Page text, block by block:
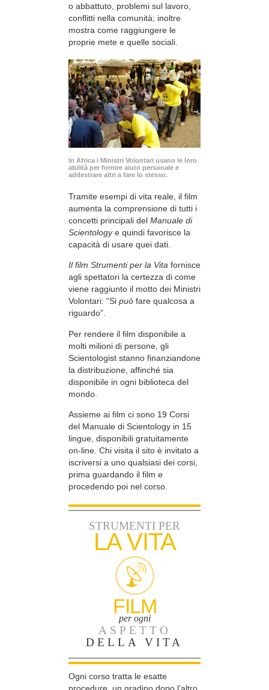
o abbattuto, problemi sul lavoro,
conflitti nella comunità; inoltre
mostra come raggiungere le
proprie mete e quelle sociali.
In Africa i Ministri Volontari usano le loro
abilità per fornire aiuto personale e
addestrare altri a fare lo stesso.
Tramite esempi di vita reale, il film
aumenta la comprensione di tutti i
concetti principali del Manuale di
Scientologye quindi favorisce la
capacità di usare quei dati.
Il film Strumenti per la Vita fornisce
agli spettatori la certezza di come
viene raggiunto il motto dei Ministri
Volontari: “Si può fare qualcosa a
riguardo”.
Per rendere il film disponibile a
molti milioni di persone, gli
Scientologist stanno finanziandone
la distribuzione, affinché sia
disponibile in ogni biblioteca del
mondo.
Assieme ai film ci sono 19 Corsi
del Manuale di Scientology in 15
lingue, disponibili gratuitamente
on-line. Chi visita il sito è invitato a
iscriversi a uno qualsiasi dei corsi,
prima guardando il film e
procedendo poi nel corso.
STRUMENTI PER
LA VITA
FILM
per ogni
ASPETTO
DELLA VITA
Ogni corso tratta le esatte
procedure, un gradino dopo l’altro,